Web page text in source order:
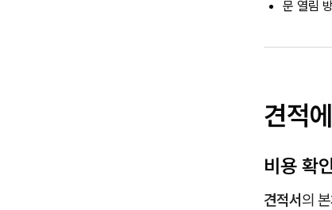
문 열림
견적
비용 확
견적서의